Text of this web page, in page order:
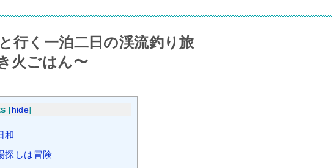
行く一泊二日の渓流釣り旅
火ごはん〜
[ hide]
和
探しは冒険